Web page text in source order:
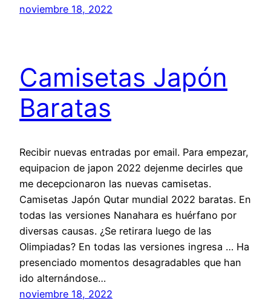
noviembre 18, 2022
Camisetas Japón
Baratas
Recibir nuevas entradas por email. Para empezar,
equipacion de japon 2022 dejenme decirles que
me decepcionaron las nuevas camisetas.
Camisetas Japón Qutar mundial 2022 baratas. En
todas las versiones Nanahara es huérfano por
diversas causas. ¿Se retirara luego de las
Olimpiadas? En todas las versiones ingresa … Ha
presenciado momentos desagradables que han
ido alternándose…
noviembre 18, 2022